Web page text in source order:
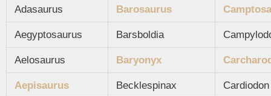
Adasaurus Barosaurus
Aegyptosaurus Barsboldia
Aelosaurus Baryonyx
Aepisaurus Becklespinax Cardiodon